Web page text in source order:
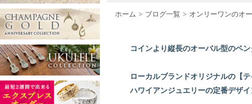
ホーム ブログ一覧 オンリーワンのオ
コインより縦長のオーバル型のペン
ローカルブランドオリジナルの【
ハワイアンジュエリーの定番デザ